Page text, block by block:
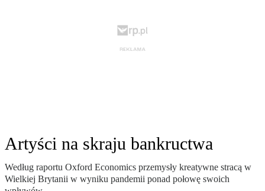
Artyści na skraju bankructwa
Według raportu Oxford Economics przemysły kreatywne stracą w
Wielkiej Brytanii w wyniku pandemii ponad połowę swoich